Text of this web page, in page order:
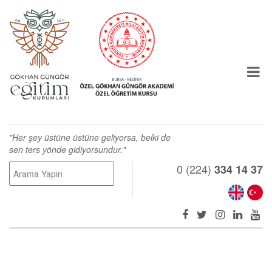
"Her şey üstüne üstüne geliyorsa, belki de
sen ters yönde gidiyorsundur."
0 (224) 334 14 37